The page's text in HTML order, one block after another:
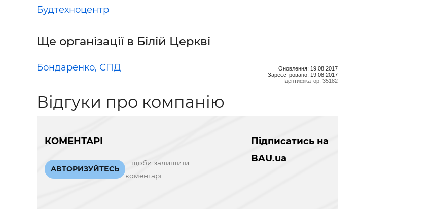
Будтехноцентр
Ще організації в Білій Церкві
Бондаренко, СПД
Оновлення: 19.08.2017
Зареєстровано: 19.08.2017
Ідентифікатор: 35182
Відгуки про компанію
КОМЕНТАРІ
АВТОРИЗУЙТЕСЬ
щоби залишити
коментарі
Підписатись на
BAU.ua